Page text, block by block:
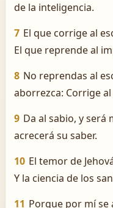
de la inteligencia.
7 El que corrige al
El que reprende al
8 No reprendas al
aborrezca: Corrige
9 Da al sabio, y será
acrecerá su saber.
10 El temor de
Y la ciencia de los
11 Porque por mí se